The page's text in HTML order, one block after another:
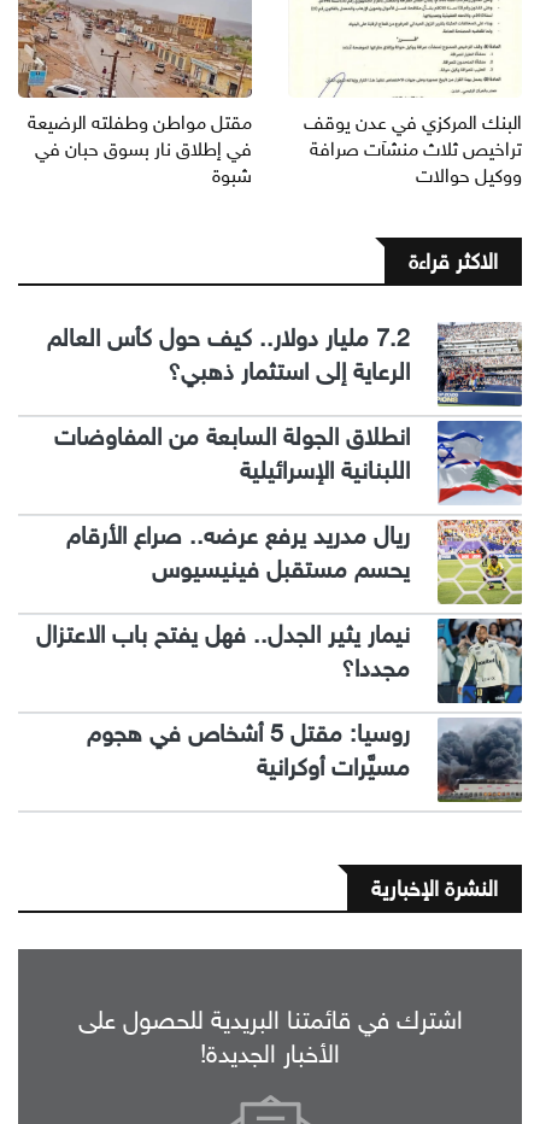
البنك المركزي في عدن يوقف
تراخيص ثلاث منشآت صرافة
ووكيل حوالات
مقتل مواطن وطفلته الرضيعة
في إطلاق نار بسوق حبان في
شبوة
الاكثر قراءة
7.2 مليار دولار.. كيف حول كأس العالم
الرعاية إلى استثمار ذهبي؟
انطلاق الجولة السابعة من المفاوضات
اللبنانية الإسرائيلية
ريال مدريد يرفع عرضه.. صراع الأرقام
يحسم مستقبل فينيسيوس
نيمار يثير الجدل.. فهل يفتح باب الاعتزال
مجددا؟
روسيا: مقتل 5 أشخاص في هجوم
مسيَّرات أوكرانية
النشرة الإخبارية
اشترك في قائمتنا البريدية للحصول على
الأخبار الجديدة!